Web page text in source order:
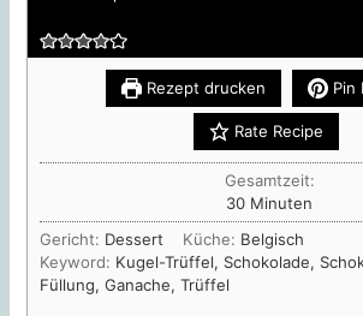
Rezept drucken Pin
Rate Recipe
Gesamtzeit:
30Minuten
Minuten
Gericht: Dessert Küche: Belgisch
Keyword: Kugel-Trüffel, Schokolade,
Füllung, Ganache, Trüffel